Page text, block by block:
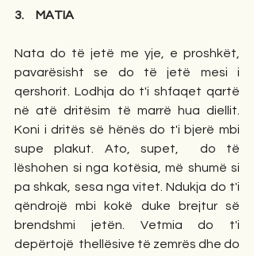
3.     MATIA
Nata do të jetë me yje, e proshkët,
pavarësisht se do të jetë mesi i
qershorit. Lodhja do t'i shfaqet qartë
në atë dritësim të marrë hua diellit.
Koni i dritës së hënës do t'i bjerë mbi
supe plakut. Ato, supet,  do të
lëshohen si nga kotësia, më shumë si
pa shkak, sesa nga vitet. Ndukja do t'i
qëndrojë mbi kokë duke brejtur së
brendshmi jetën. Vetmia do t'i
depërtojë  thellësive të zemrës dhe do